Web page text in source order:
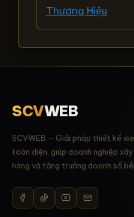
Thương Hiệu
SCVWEB
SCVWEB – Giải pháp thiết kế
toàn diện, giúp doanh nghiệp
hàng và tăng trưởng doanh số